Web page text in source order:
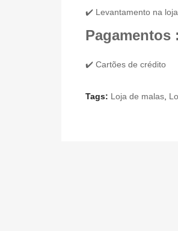
✔️ Levantamento na loja
Pagamentos :
✔️ Cartões de crédito
Tags: Loja de malas